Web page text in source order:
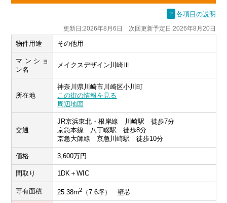
？ 各項目の説明
更新日:2026年8月6日 次回更新予定日:2026年8月20日
物件用途 その他用
マンショ
ン名
メイクスデザイン川崎Ⅲ
所在地
神奈川県川崎市川崎区小川町
この街の情報を見る
周辺地図
交通
JR京浜東北・根岸線 川崎駅 徒歩7分
京急本線 八丁畷駅 徒歩8分
京急大師線 京急川崎駅 徒歩10分
価格 3,600万円
間取り 1DK＋WIC
専有面積 25.38m2 （7.6坪） 壁芯